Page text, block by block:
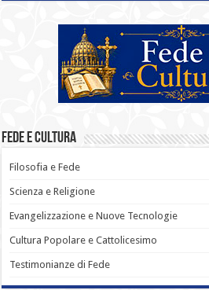
Fede e Cultura
Filosofia e Fede
Scienza e Religione
Evangelizzazione e Nuove Tecnologie
Cultura Popolare e Cattolicesimo
Testimonianze di Fede